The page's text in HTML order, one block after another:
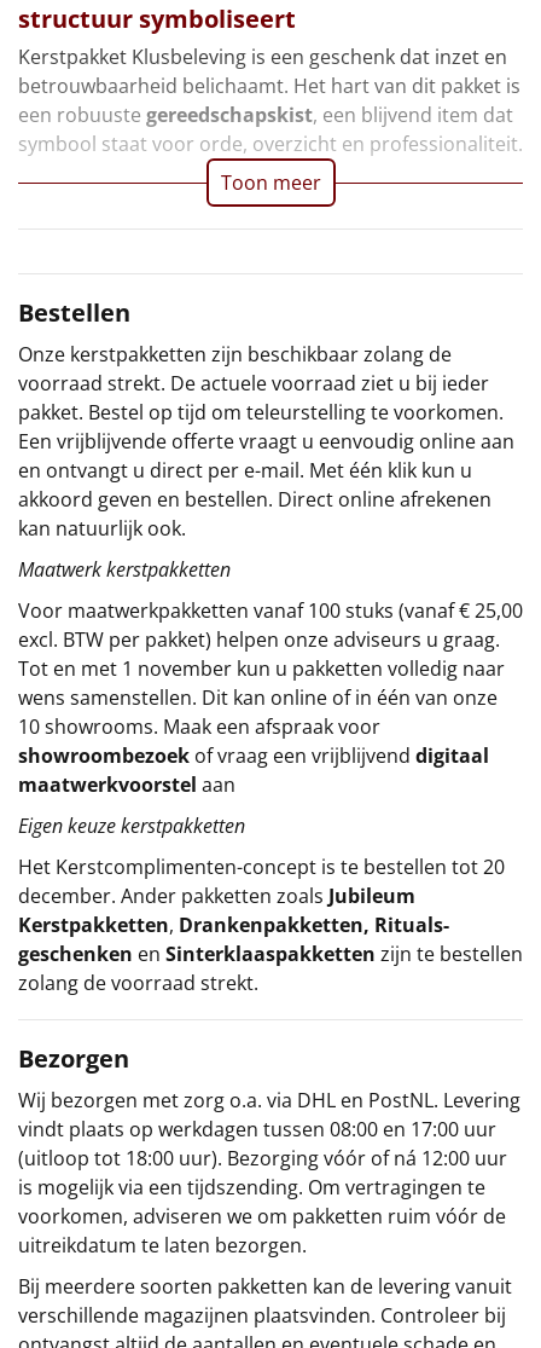
Alle artikelen
Overige
Ideeën
Personeel
Sinterklaaspakketten
Particulier
Kerstgeschenken 2026
Relatiegeschenken
Cadeaubon
Per stuk
Alle overige
structuur symboliseert
Kerstpakket Klusbeleving is een geschenk dat inzet en
betrouwbaarheid belichaamt. Het hart van dit pakket is
een robuuste gereedschapskist, een blijvend item dat
symbool staat voor orde, overzicht en professionaliteit.
Toon meer
Bestellen
Onze kerstpakketten zijn beschikbaar zolang de
voorraad strekt. De actuele voorraad ziet u bij ieder
pakket. Bestel op tijd om teleurstelling te voorkomen.
Een vrijblijvende offerte vraagt u eenvoudig online aan
en ontvangt u direct per e-mail. Met één klik kun u
akkoord geven en bestellen. Direct online afrekenen
kan natuurlijk ook.
Maatwerk kerstpakketten
Voor maatwerkpakketten vanaf 100 stuks (vanaf € 25,00
excl. BTW per pakket) helpen onze adviseurs u graag.
Tot en met 1 november kun u pakketten volledig naar
wens samenstellen. Dit kan online of in één van onze
10 showrooms. Maak een afspraak voor
showroombezoek of vraag een vrijblijvend digitaal
maatwerkvoorstel aan
Eigen keuze kerstpakketten
Het Kerstcomplimenten-concept is te bestellen tot 20
december. Ander pakketten zoals Jubileum
Kerstpakketten, Drankenpakketten, Rituals-
geschenken en Sinterklaaspakketten zijn te bestellen
zolang de voorraad strekt.
Bezorgen
Wij bezorgen met zorg o.a. via DHL en PostNL. Levering
vindt plaats op werkdagen tussen 08:00 en 17:00 uur
(uitloop tot 18:00 uur). Bezorging vóór of ná 12:00 uur
is mogelijk via een tijdszending. Om vertragingen te
voorkomen, adviseren we om pakketten ruim vóór de
uitreikdatum te laten bezorgen.
Bij meerdere soorten pakketten kan de levering vanuit
verschillende magazijnen plaatsvinden. Controleer bij